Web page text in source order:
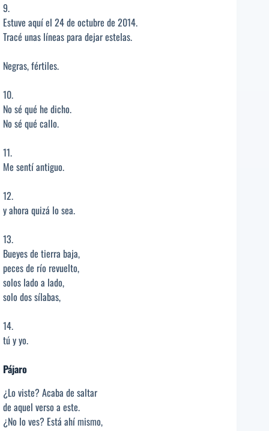
9.
Estuve aquí el 24 de octubre de 2014.
Tracé unas líneas para dejar estelas.
Negras, fértiles.
10.
No sé qué he dicho.
No sé qué callo.
11.
Me sentí antiguo.
12.
y ahora quizá lo sea.
13.
Bueyes de tierra baja,
peces de río revuelto,
solos lado a lado,
solo dos sílabas,
14.
tú y yo.
Pájaro
¿Lo viste? Acaba de saltar
de aquel verso a este.
¿No lo ves? Está ahí mismo,